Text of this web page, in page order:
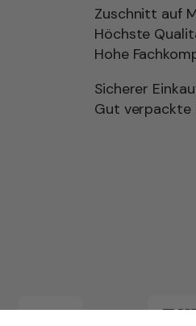
Zuschnitt auf
Höchste
Hohe
Sicherer
Gut verpackte